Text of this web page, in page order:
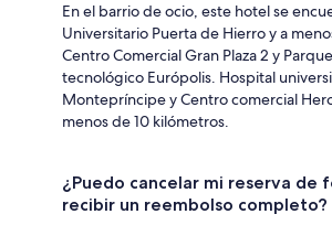
En el barrio de ocio, este hotel se
Universitario Puerta de Hierro y a
Centro Comercial Gran Plaza 2 y
tecnológico Európolis. Hospital
Montepríncipe y Centro comercial
menos de 10 kilómetros.
¿Puedo cancelar mi reserva de
recibir un reembolso completo?